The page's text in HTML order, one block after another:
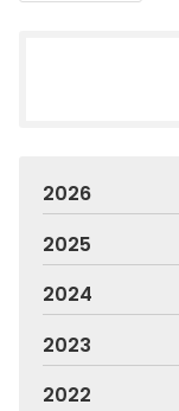
2026
2025
2024
2023
2022